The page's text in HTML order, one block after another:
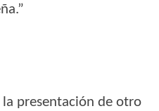
la presentación de otro